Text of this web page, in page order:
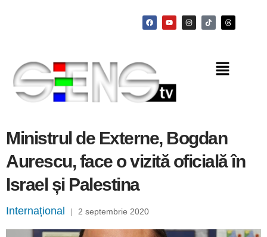
Ministrul de Externe, Bogdan
Aurescu, face o vizită oficială în
Israel și Palestina
Internațional | 2 septembrie 2020